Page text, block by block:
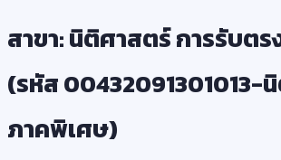
สาขา: นิติศาสตร์ การรับต
(รหัส 00432091301013-
ภาคพิเศษ)